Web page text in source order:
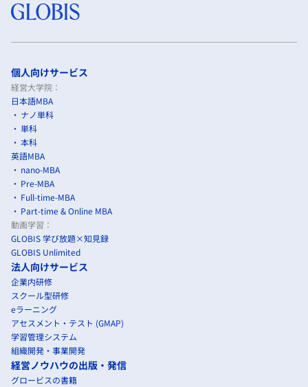
個人向けサービス
経営大学院：
日本語MBA
ナノ単科
単科
本科
英語MBA
nano-MBA
Pre-MBA
Full-time-MBA
Part-time & Online MBA
動画学習：
GLOBIS 学び放題×知見録
GLOBIS Unlimited
法人向けサービス
企業内研修
スクール型研修
eラーニング
アセスメント・テスト (GMAP)
学習管理システム
組織開発・事業開発
経営ノウハウの出版・発信
グロービスの書籍